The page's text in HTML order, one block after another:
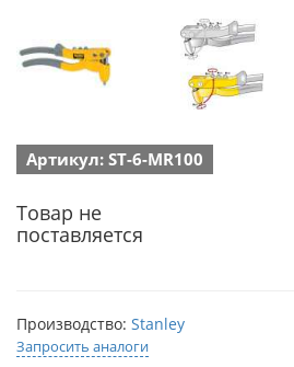
Артикул: ST-6-MR100
Товар не
поставляется
Производство: Stanley
Запросить аналоги